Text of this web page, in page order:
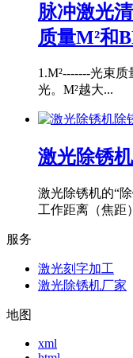
脉冲激光
质量M²和
1.M²-------光束
光。M²越大...
激光除锈
激光除锈机的“
工作距离（焦距
服务
激光刻字加工
激光除锈机厂家
地图
xml